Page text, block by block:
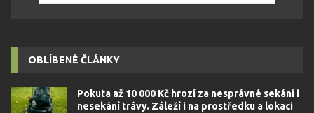
OBLÍBENÉ ČLÁNKY
Pokuta až 10 000 Kč hrozí za nesprávné sekání i
nesekání trávy. Záleží i na prostředku a lokaci